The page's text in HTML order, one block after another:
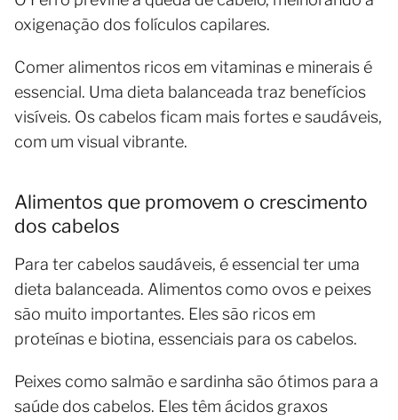
oxigenação dos folículos capilares.
Comer alimentos ricos em vitaminas e minerais é
essencial. Uma dieta balanceada traz benefícios
visíveis. Os cabelos ficam mais fortes e saudáveis,
com um visual vibrante.
Alimentos que promovem o crescimento
dos cabelos
Para ter cabelos saudáveis, é essencial ter uma
dieta balanceada. Alimentos como ovos e peixes
são muito importantes. Eles são ricos em
proteínas e biotina, essenciais para os cabelos.
Peixes como salmão e sardinha são ótimos para a
saúde dos cabelos. Eles têm ácidos graxos